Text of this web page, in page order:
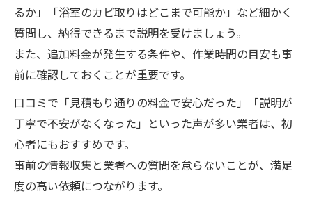
るか」「浴室のカビ取りはどこまで可能か」など細かく
質問し、納得できるまで説明を受けましょう。
また、追加料金が発生する条件や、作業時間の目安も事
前に確認しておくことが重要です。
口コミで「見積もり通りの料金で安心だった」「説明が
丁寧で不安がなくなった」といった声が多い業者は、初
心者にもおすすめです。
事前の情報収集と業者への質問を怠らないことが、満足
度の高い依頼につながります。